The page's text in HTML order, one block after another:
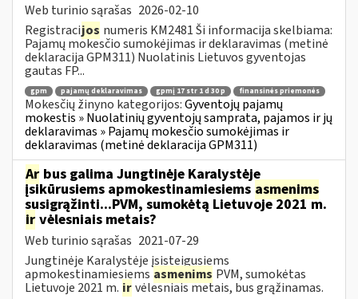
Web turinio sąrašas 2026-02-10
Registracijos numeris KM2481 Ši informacija skelbiama:
Pajamų mokesčio sumokėjimas ir deklaravimas (metinė
deklaracija GPM311) Nuolatinis Lietuvos gyventojas
gautas FP...
gpm pajamų deklaravimas gpmį 17 str 1 d 30 p finansinės priemonės
Mokesčių žinyno kategorijos:Gyventojų pajamų
mokestis » Nuolatinių gyventojų samprata, pajamos ir jų
deklaravimas » Pajamų mokesčio sumokėjimas ir
deklaravimas (metinė deklaracija GPM311)
Ar bus galima Jungtinėje Karalystėje
įsikūrusiems apmokestinamiesiems asmenims
susigrąžinti...PVM, sumokėtą Lietuvoje 2021 m.
ir vėlesniais metais?
Web turinio sąrašas 2021-07-29
Jungtinėje Karalystėje įsisteigusiems
apmokestinamiesiems asmenims PVM, sumokėtas
Lietuvoje 2021 m. irvėlesniais metais, bus grąžinamas.